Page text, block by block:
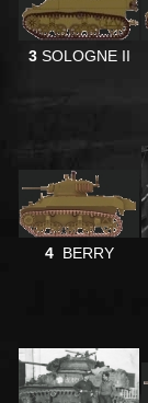
3 SOLOGNE II
4 BERRY